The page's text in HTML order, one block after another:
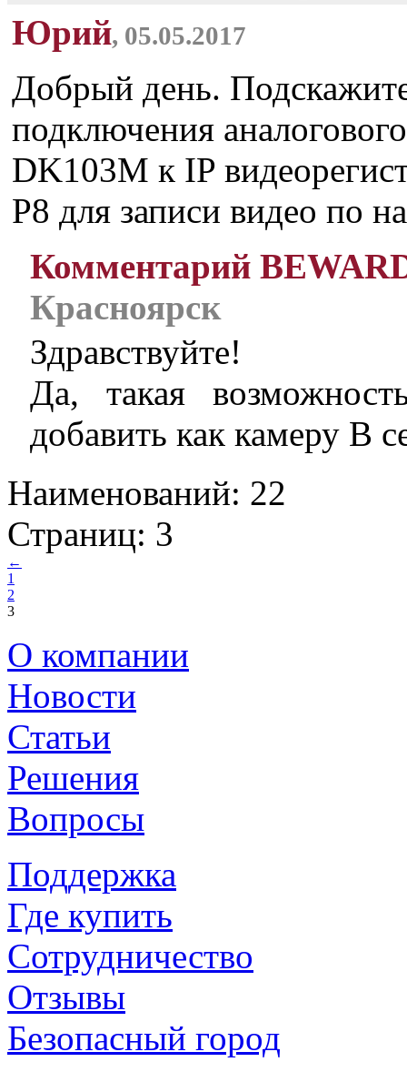
Юрий, 05.05.2017
Добрый день.
подключения
DK103M к IP
P8 для записи видео по
Комментарий
Красноярск
Здравствуйте!
Да, такая
добавить как камеру B
Наименований: 22
Страниц: 3
←
1
2
3
О компании
Новости
Статьи
Решения
Вопросы
Поддержка
Где купить
Сотрудничество
Отзывы
Безопасный город